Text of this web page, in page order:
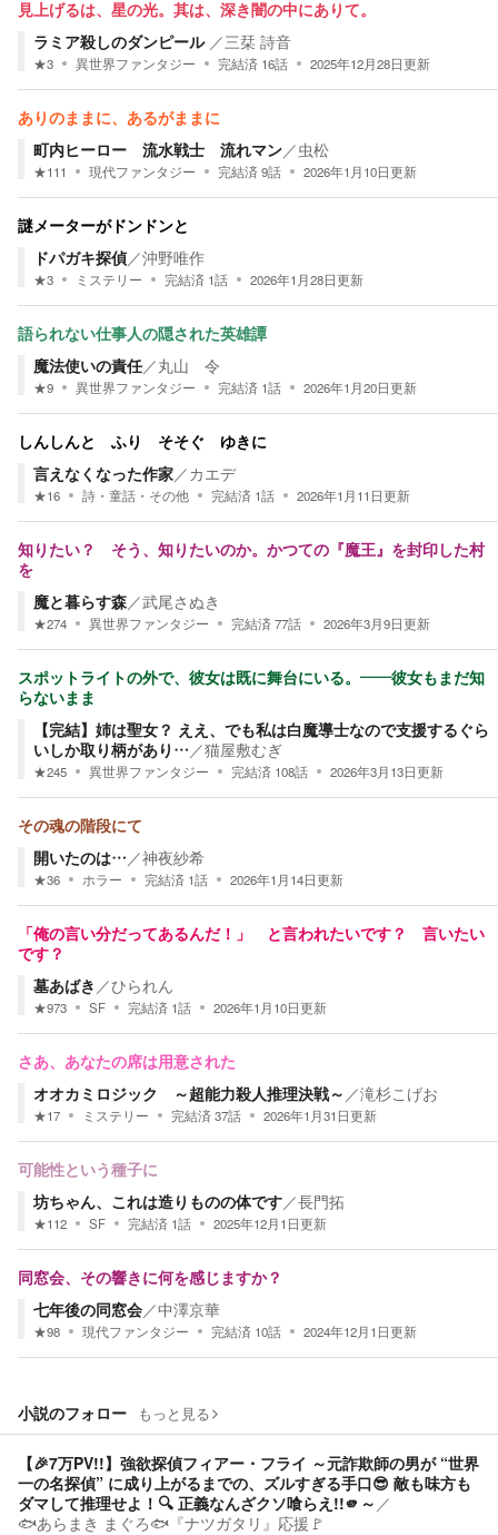
見上げるは、星の光。其は、深き闇の中にありて。
ラミア殺しのダンピール ／三栞 詩音
★3 異世界ファンタジー 完結済 16話 2025年12月28日更新
ありのままに、あるがままに
町内ヒーロー 流水戦士 流れマン／虫松
★111 現代ファンタジー 完結済9話 2026年1月10日更新
謎メーターがドンドンと
ドパガキ探偵／沖野唯作
★3 ミステリー 完結済 1話 2026年1月28日更新
語られない仕事人の隠された英雄譚
魔法使いの責任／丸山 令
★9 異世界ファンタジー 完結済 1話 2026年1月20日更新
しんしんと ふり そそぐ ゆきに
言えなくなった作家／カエデ
★16 詩・童話・その他 完結済 1話 2026年1月11日更新
知りたい？ そう、知りたいのか。かつての『魔王』を封印した村
を
魔と暮らす森／武尾さぬき
★274 異世界ファンタジー 完結済77話 2026年3月9日更新
スポットライトの外で、彼女は既に舞台にいる。――彼女もまだ知
らないまま
【完結】姉は聖女？ ええ、でも私は白魔導士なので支援するぐら
いしか取り柄があり…／猫屋敷むぎ
★245 異世界ファンタジー 完結済 108話 2026年3月13日更新
その魂の階段にて
開いたのは…／神夜紗希
★36 ホラー 完結済 1話 2026年1月14日更新
「俺の言い分だってあるんだ！」 と言われたいです？ 言いたい
です？
墓あばき ／ひられん
★973 SF 完結済 1話 2026年1月10日更新
さあ、あなたの席は用意された
オオカミロジック ～超能力殺人推理決戦～ ／滝杉こげお
★17 ミステリー 完結済37話 2026年1月31日更新
可能性という種子に
坊ちゃん、これは造りものの体です／長門拓
★112 SF 完結済 1話 2025年12月1日更新
同窓会、その響きに何を感じますか？
七年後の同窓会／中澤京華
★98 現代ファンタジー 完結済 10話 2024年12月1日更新
小説のフォロー もっと見る
【🎉7万PV!!】強欲探偵フィアー・フライ ～元詐欺師の男が “世界
一の名探偵” に成り上がるまでの、ズルすぎる手口😎 敵も味方も
ダマして推理せよ！🔍️ 正義なんざクソ喰らえ!!🫵～ ／
🐟あらまき まぐろ🐟『ナツガタリ』応援🚩